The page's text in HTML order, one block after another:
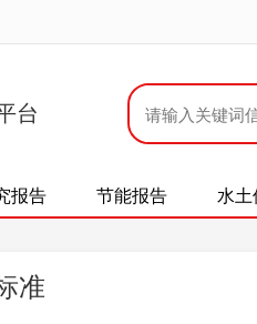
台
报告 节能报告 水
准